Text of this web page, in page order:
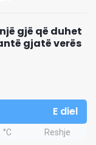
gjë që duhet
gjatë verës
E diel
°C Reshje